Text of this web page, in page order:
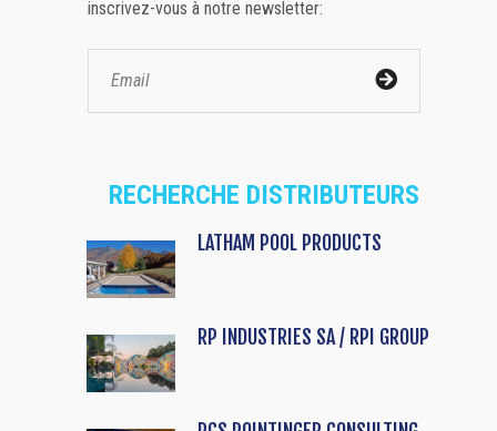
inscrivez-vous à notre newsletter:
RECHERCHE DISTRIBUTEURS
LATHAM POOL PRODUCTS
RP INDUSTRIES SA / RPI GROUP